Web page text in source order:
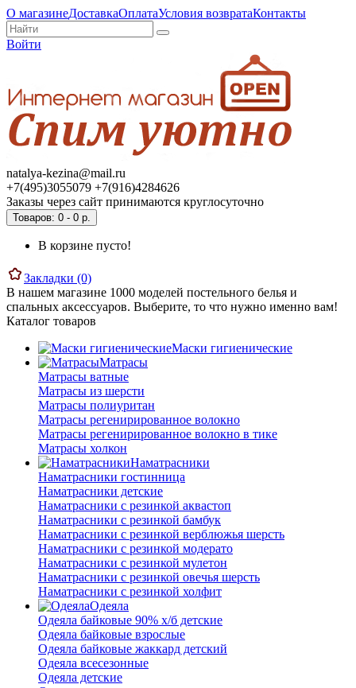
О магазинеДоставкаОплатаУсловия возвратаКонтакты
Войти
natalya-kezina@mail.ru
+7(495)3055079 +7(916)4284626
Заказы через сайт принимаются круглосуточно
Товаров: 0 - 0 р.
В корзине пусто!
Закладки (0)
В нашем магазине 1000 моделей постельного белья и
спальных аксессуаров. Выберите, то что нужно именно вам!
Каталог товаров
Маски гигиенические
Матрасы
Матрасы ватные
Матрасы из шерсти
Матрасы полиуритан
Матрасы регенирированное волокно
Матрасы регенирированное волокно в тике
Матрасы холкон
Наматрасники
Наматрасники гостинница
Наматрасники детские
Наматрасники с резинкой аквастоп
Наматрасники с резинкой бамбук
Наматрасники с резинкой верблюжья шерсть
Наматрасники с резинкой модерато
Наматрасники с резинкой мулетон
Наматрасники с резинкой овечья шерсть
Наматрасники с резинкой холфит
Одеяла
Одеяла байковые 90% х/б детские
Одеяла байковые взрослые
Одеяла байковые жаккард детский
Одеяла всесезонные
Одеяла детские